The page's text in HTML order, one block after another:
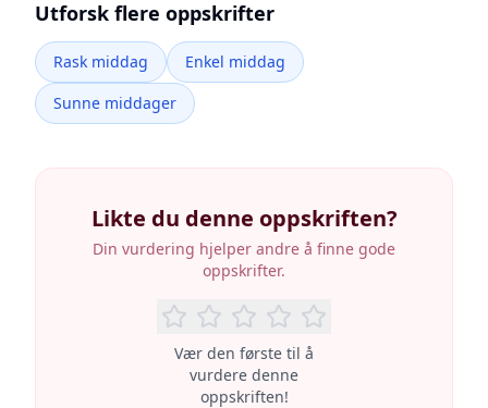
Utforsk flere oppskrifter
Rask middag
Enkel middag
Sunne middager
Likte du denne oppskriften?
Din vurdering hjelper andre å finne gode
oppskrifter.
Vær den første til å
vurdere denne
oppskriften!